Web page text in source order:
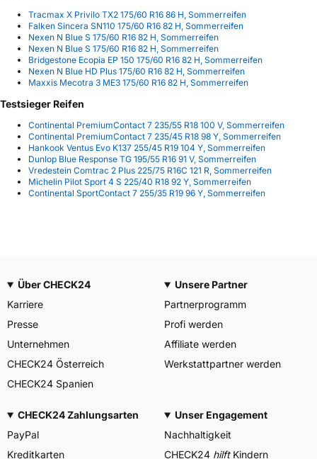
Tracmax X Privilo TX2 175/60 R16 86 H, Sommerreifen
Falken Sincera SN110 175/60 R16 82 H, Sommerreifen
Nexen N Blue S 175/60 R16 82 H, Sommerreifen
Nexen N Blue S 175/60 R16 82 H, Sommerreifen
Bridgestone Ecopia EP 150 175/60 R16 82 H, Sommerreifen
Nexen N Blue HD Plus 175/60 R16 82 H, Sommerreifen
Maxxis Mecotra 3 ME3 175/60 R16 82 H, Sommerreifen
Testsieger Reifen
Continental PremiumContact 7 235/55 R18 100 V, Sommerreifen
Continental PremiumContact 7 235/45 R18 98 Y, Sommerreifen
Hankook Ventus Evo K137 255/45 R19 104 Y, Sommerreifen
Dunlop Blue Response TG 195/55 R16 91 V, Sommerreifen
Vredestein Comtrac 2 Plus 225/75 R16C 121 R, Sommerreifen
Michelin Pilot Sport 4 S 225/40 R18 92 Y, Sommerreifen
Continental SportContact 7 255/35 R19 96 Y, Sommerreifen
Über CHECK24
Karriere
Presse
Unternehmen
CHECK24 Österreich
CHECK24 Spanien
Unsere Partner
Partnerprogramm
Profi werden
Affiliate werden
Werkstattpartner werden
CHECK24 Zahlungsarten
PayPal
Kreditkarten
Unser Engagement
Nachhaltigkeit
CHECK24 hilftKindern